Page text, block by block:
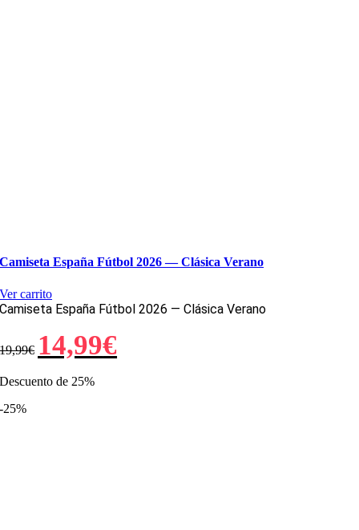
Camiseta España Fútbol 2026 — Clásica Verano
Ver carrito
Camiseta España Fútbol 2026 — Clásica Verano
19,99€
El
precio
era:
14,99€
Descuento de 25%
-25%